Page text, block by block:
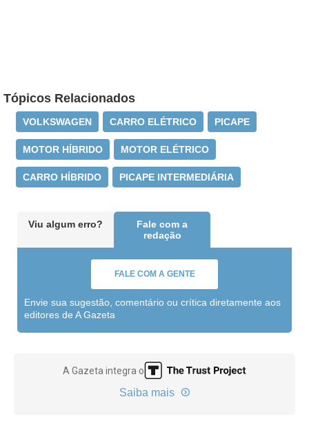
Tópicos Relacionados
VOLKSWAGEN CARRO ELÉTRICO PICAPE
MOTOR HÍBRIDO MOTOR ELÉTRICO
CARRO HÍBRIDO PICAPE INTERMEDIÁRIA
Viu algum erro?
Fale com a
redação
FALE COM A GENTE
Envie sua sugestão, comentário ou crítica diretamente aos
editores de A Gazeta
A Gazeta integra o
Saiba mais